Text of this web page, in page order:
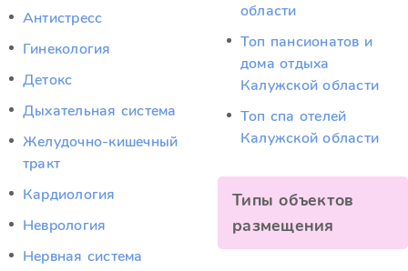
Антистресс
Гинекология
Детокс
Дыхательная система
Желудочно-кишечный
тракт
Кардиология
Неврология
Нервная система
области
Топ пансионатов и
дома отдыха
Калужской области
Топ спа отелей
Калужской области
Типы объектов
размещения